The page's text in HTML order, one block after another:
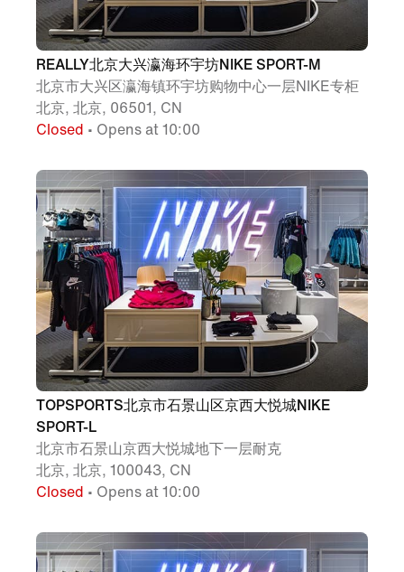
REALLY北京大兴瀛海环宇坊NIKE SPORT-M
北京市大兴区瀛海镇环宇坊购物中心一层NIKE专柜
北京, 北京, 06501, CN
Closed • Opens at 10:00
TOPSPORTS北京市石景山区京西大悦城NIKE
SPORT-L
北京市石景山京西大悦城地下一层耐克
北京, 北京, 100043, CN
Closed • Opens at 10:00